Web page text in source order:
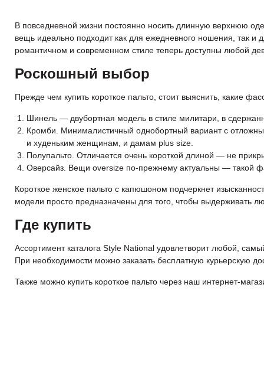
В повседневной жизни постоянно носить длинную верхнюю
вещь идеально подходит как для ежедневного ношения, так и
романтичном и современном стиле теперь доступны любой
Роскошный выбор
Прежде чем купить короткое пальто, стоит выяснить, какие
Шинель — двубортная модель в стиле милитари, в
Кромби. Минималистичный однобортный вариант с
и худеньким женщинам, и дамам plus size.
Полупальто. Отличается очень короткой длиной — не
Оверсайз. Вещи oversize по-прежнему актуальны — такой
Короткое женское пальто с капюшоном подчеркнет
модели просто предназначены для того, чтобы выдерживать
Где купить
Ассортимент каталога Style National удовлетворит любой,
При необходимости можно заказать бесплатную курьерскую
Также можно купить короткое пальто через наш интернет-